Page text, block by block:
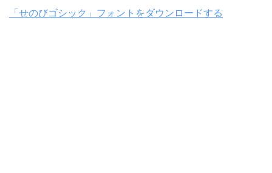
「せのびゴシック」フォントをダウンロードする